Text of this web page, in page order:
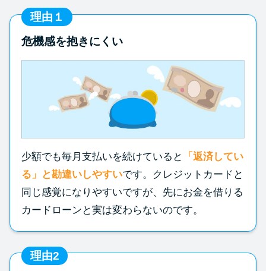
理由１
危機感を抱きにくい
少額でも毎月支払いを続けていると
「返済してい
る」と勘違いしやすいです。クレジットカードと
同じ感覚になりやすいですが、先にお金を借りる
カードローンと実は変わらないのです。
理由2